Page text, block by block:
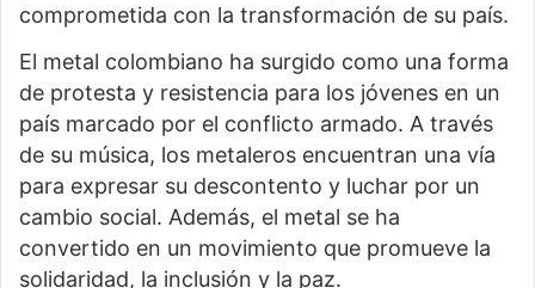
comprometida con la transformación de su país.
El metal colombiano ha surgido como una forma
de protesta y resistencia para los jóvenes en un
país marcado por el conflicto armado. A través
de su música, los metaleros encuentran una vía
para expresar su descontento y luchar por un
cambio social. Además, el metal se ha
convertido en un movimiento que promueve la
solidaridad, la inclusión y la paz.